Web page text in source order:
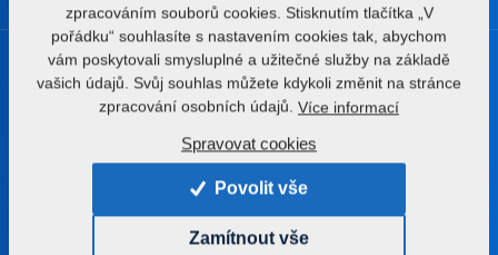
Produkty
Aplikace hnojiv
Setí
Komplexní zpracování olejnatých semen
zpracováním souborů cookies. Stisknutím tlačítka „V
pořádku“ souhlasíte s nastavením cookies tak, abychom
vám poskytovali smysluplné a užitečné služby na základě
vašich údajů. Svůj souhlas můžete kdykoli změnit na stránce
zpracování osobních údajů. Více informací
Spravovat cookies
Povolit vše
Zamítnout vše